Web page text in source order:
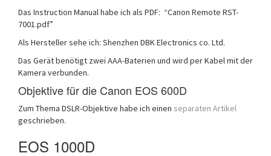
Das Instruction Manual habe ich als PDF: “Canon Remote RST-
7001.pdf”
Als Hersteller sehe ich: Shenzhen DBK Electronics co. Ltd.
Das Gerät benötigt zwei AAA-Baterien und wird per Kabel mit der
Kamera verbunden.
Objektive für die Canon EOS 600D
Zum Thema DSLR-Objektive habe ich einen separaten Artikel
geschrieben.
EOS 1000D